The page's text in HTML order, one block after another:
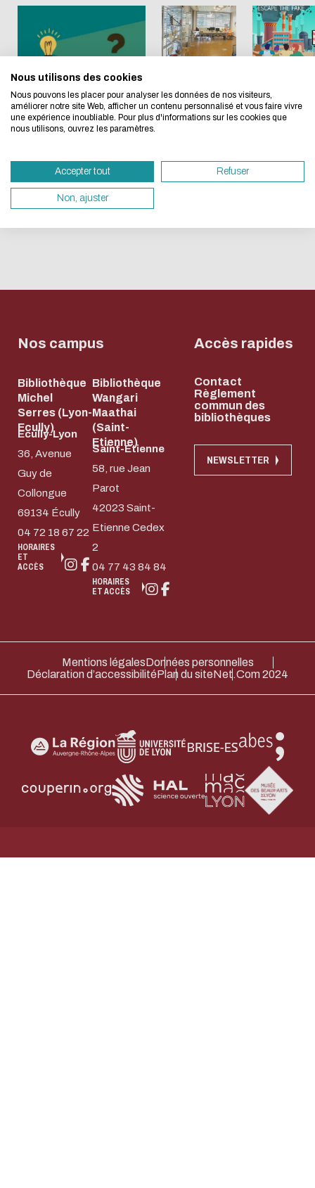
concerne aussi !
Nous avons développé ce site Internet dans
d'une démarche forte d'écoconception.
besoins énergétiques nécessaires à votre
vous pouvez le parcourir dans son Mode
sollicitera très peu nos serveurs et vous
Formations et
sur
l'escape
Game
"Escape
Nos campus
Bibliothèque
Michel
Serres (Lyon-
Ecully)
Ecully-Lyon
36, Avenue
Guy de
Collongue
69134 Écully
04 72 18 67 22
HORAIRES
ET
ACCÈS
Bibliothèque
Wangari
Maathai
(Saint-
Etienne)
Saint-Etienne
58, rue Jean
Parot
42023 Saint-
Etienne Cedex
2
04 77 43 84 84
HORAIRES
ET ACCÈS
Accès rapides
Contact
Règlement
commun des
bibliothèques
NEWSLETTER
Mentions légalesDonnées personnelles
Déclaration d’accessibilitéPlan du siteNet.Com 2024
Nous utilisons des cookies
Nous pouvons les placer pour analyser les données de nos visiteurs,
améliorer notre site Web, afficher un contenu personnalisé et vous faire vivre
une expérience inoubliable. Pour plus d'informations sur les cookies que
nous utilisons, ouvrez les paramètres.
Accepter tout Refuser
Non, ajuster